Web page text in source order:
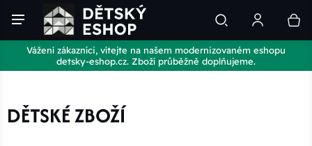
Vážení zákazníci, vítejte na našem modernizovaném eshopu
detsky-eshop.cz. Zboží průběžně doplňujeme.
DĚTSKÉ ZBOŽÍ